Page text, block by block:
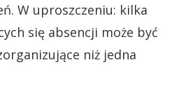
W uproszczeniu: kilka
się absencji może być
niż jedna